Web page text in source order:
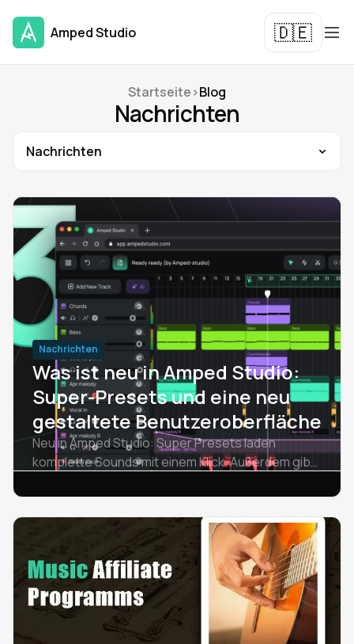
Amped Studio 🇩🇪
Startseite>Blog
Nachrichten
Nachrichten
Was ist neu in Amped Studio:
Super-Presets und eine neu
gestaltete Benutzeroberfläche
Neu in Amped Studio: Super Presets laden
komplette Sounds mit einem Klick. Außerdem gibt
Bedienelemente zum Mischen von Spuren und
eine moderne Benutzeroberfläche.